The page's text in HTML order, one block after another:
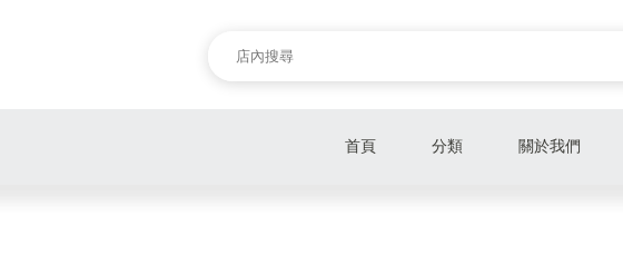
首頁 分類 關於我們